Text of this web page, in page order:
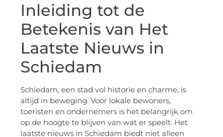
Inleiding tot de
Betekenis van Het
Laatste Nieuws in
Schiedam
Schiedam, een stad vol historie en charme, is
altijd in beweging. Voor lokale bewoners,
toeristen en ondernemers is het belangrijk om
op de hoogte te blijven van wat er speelt. Het
laatste nieuws in Schiedam biedt niet alleen